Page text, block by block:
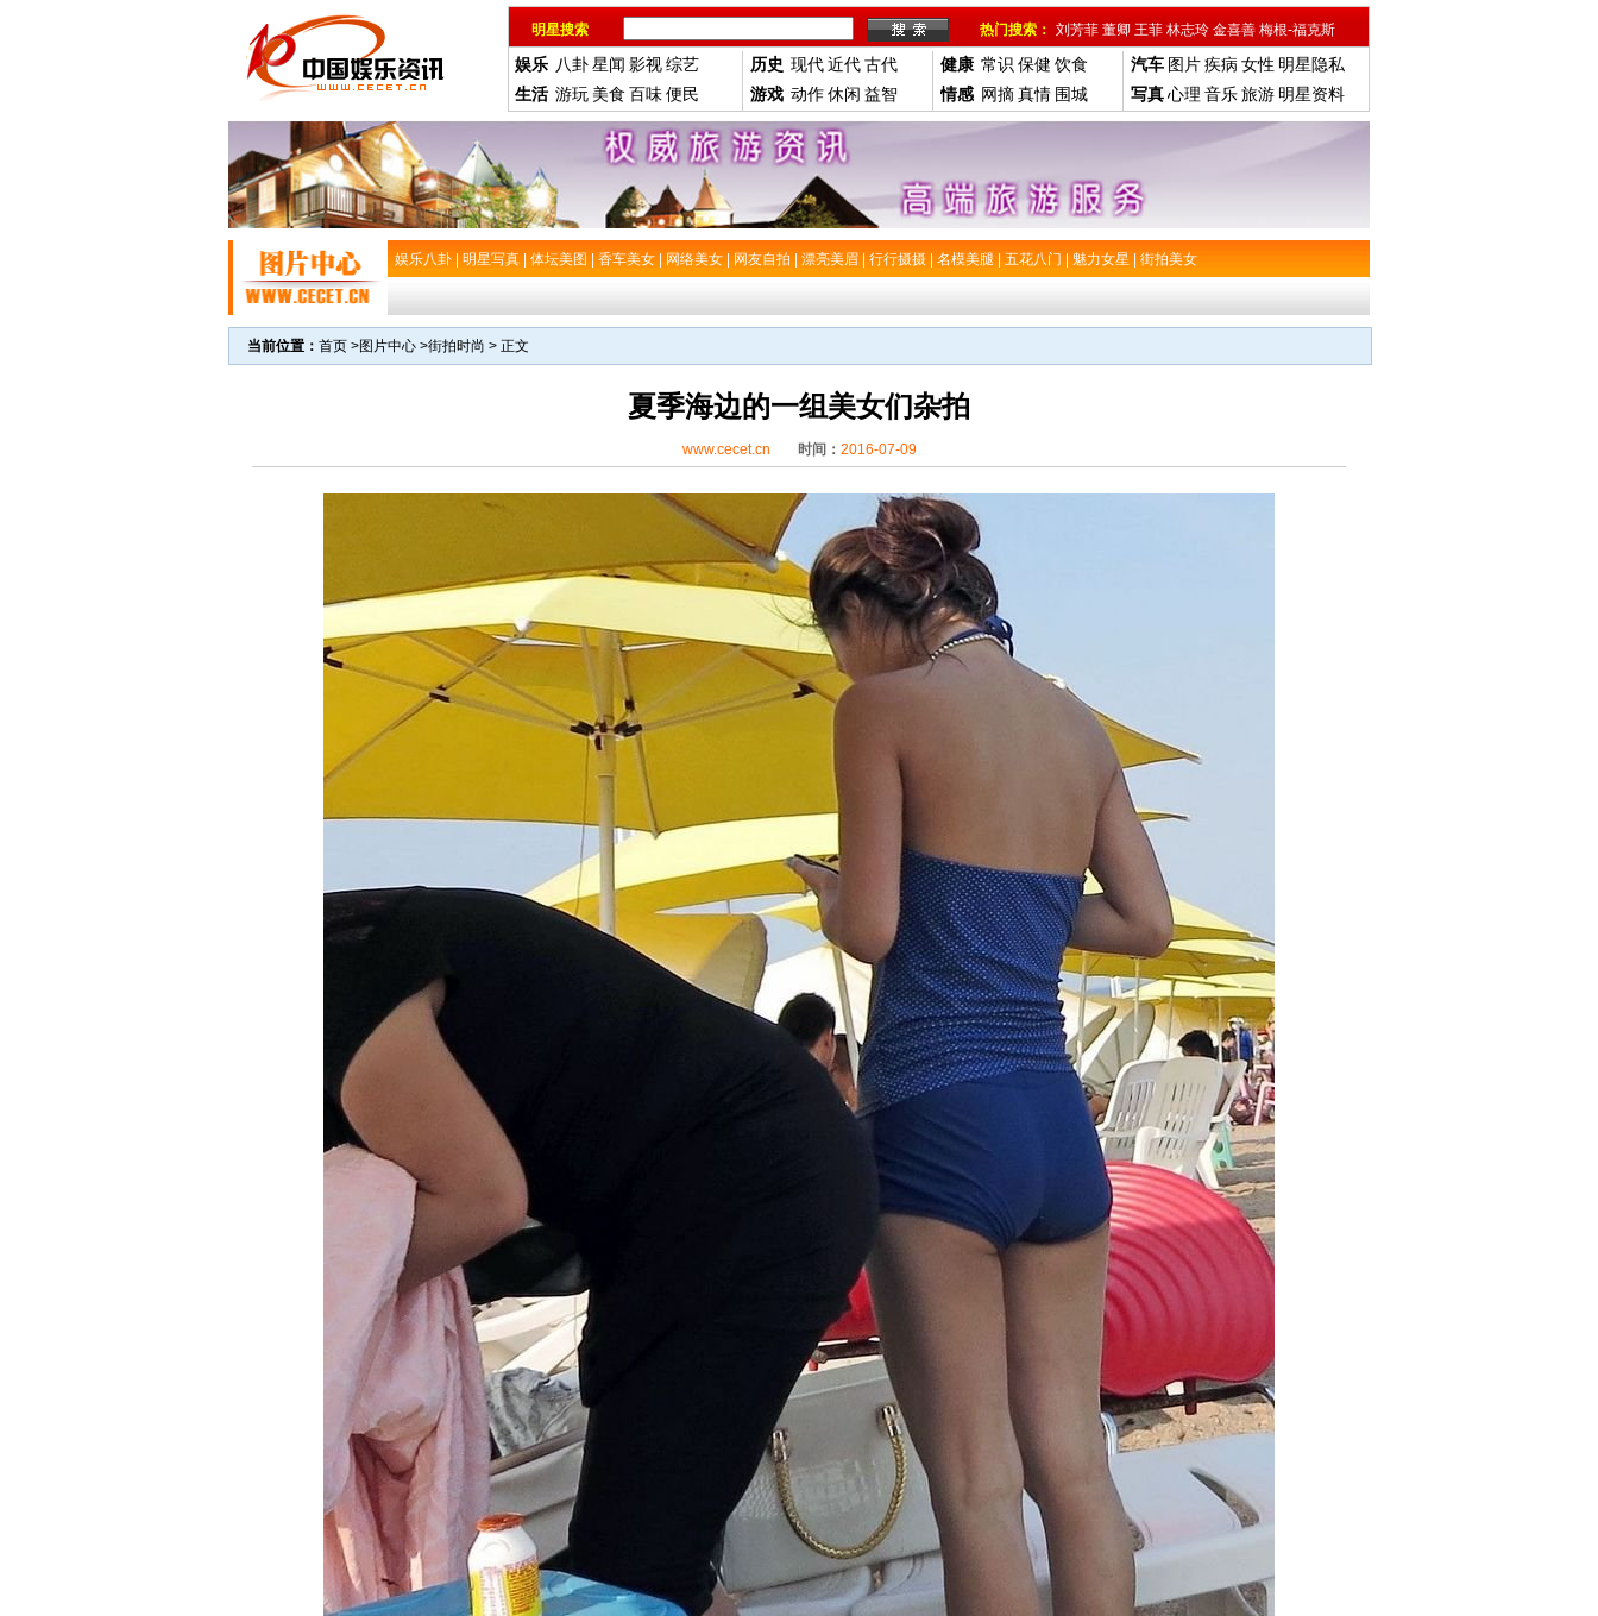
明星搜索 热门搜索： 刘芳菲 董卿 王菲 林志玲 金喜善 梅根-福克斯
娱乐 八卦星闻 影视综艺
生活 游玩 美食 百味便民
历史 现代近代古代
游戏 动作休闲 益智
健康 常识 保健 饮食
情感 网摘真情 围城
汽车 图片疾病 女性 明星隐私
写真心理 音乐旅游 明星资料
娱乐八卦 明星写真 体坛美图 香车美女 网络美女 网友自拍 漂亮美眉 行行摄摄 名模美腿 五花八门 魅力女星 街拍美女
当前位置： 首页 >图片中心 >街拍时尚 > 正文
夏季海边的一组美女们杂拍
www.cecet.cn 时间： 2016-07-09